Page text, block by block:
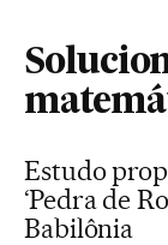
Estudo
‘Pedra de
Babilônia